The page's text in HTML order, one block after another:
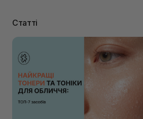
Статті